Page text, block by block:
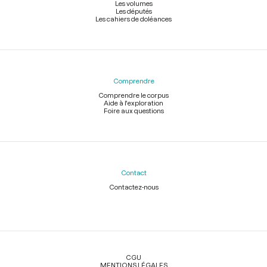
Les volumes
Les députés
Les cahiers de doléances
Comprendre
Comprendre le corpus
Aide à l'exploration
Foire aux questions
Contact
Contactez-nous
Légal
CGU
MENTIONS LÉGALES